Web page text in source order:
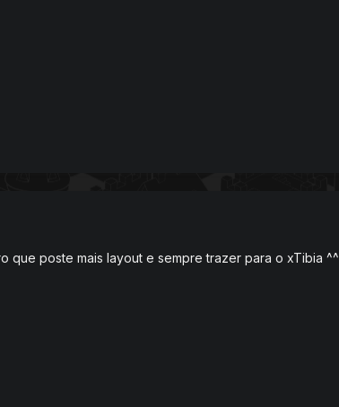
que poste mais layout e sempre trazer para o xTibia ^^